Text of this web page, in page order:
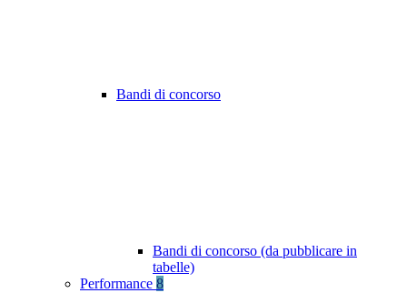
Bandi di concorso
Bandi di concorso (da pubblicare in
tabelle)
Performance 8